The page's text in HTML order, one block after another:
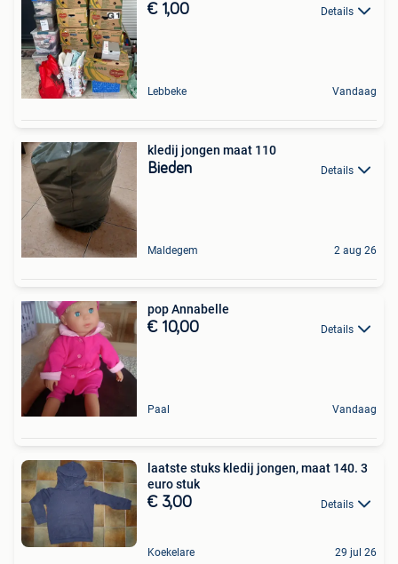
€ 1,00 Details
Lebbeke Vandaag
kledij jongen maat 110
Bieden Details
Maldegem 2 aug 26
pop Annabelle
€ 10,00 Details
Paal Vandaag
laatste stuks kledij jongen, maat 140. 3
euro stuk
€ 3,00 Details
Koekelare 29 jul 26